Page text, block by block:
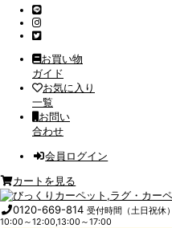
お買い物
ガイド
お気に入り
一覧
お問い
合わせ
会員ログイン
カートを見る
0120-669-814受付時間（土日祝休）
10:00～12:00,13:00～17:00